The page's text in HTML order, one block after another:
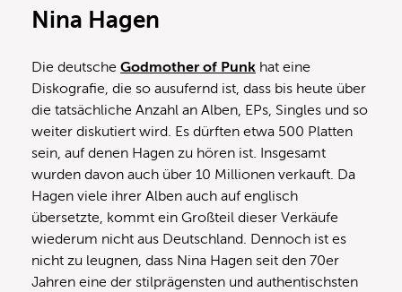
Nina Hagen
Die deutsche Godmother of Punk hat eine
Diskografie, die so ausufernd ist, dass bis heute über
die tatsächliche Anzahl an Alben, EPs, Singles und so
weiter diskutiert wird. Es dürften etwa 500 Platten
sein, auf denen Hagen zu hören ist. Insgesamt
wurden davon auch über 10 Millionen verkauft. Da
Hagen viele ihrer Alben auch auf englisch
übersetzte, kommt ein Großteil dieser Verkäufe
wiederum nicht aus Deutschland. Dennoch ist es
nicht zu leugnen, dass Nina Hagen seit den 70er
Jahren eine der stilprägensten und authentischsten